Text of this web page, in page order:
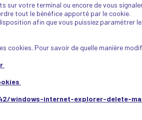
votre terminal ou encore de vous
tout le bénéfice apporté par le cookie.
afin que vous puissiez paramétrer
Pour savoir de quelle manière
internet-explorer-delete-